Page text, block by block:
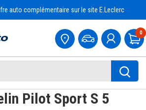
auto complémentaire sur le site E.Leclerc
0
Pilot Sport S 5